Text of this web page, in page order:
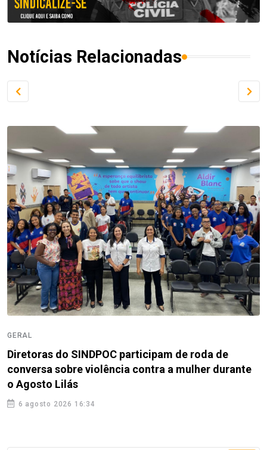
Notícias Relacionadas
GERAL
Diretoras do SINDPOC participam de roda de
conversa sobre violência contra a mulher durante
o Agosto Lilás
6 agosto 2026 16:34